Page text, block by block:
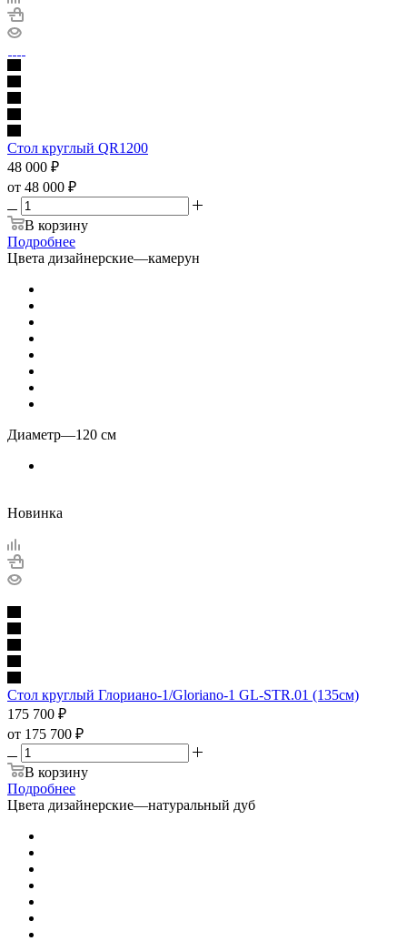
Стол круглый QR1200
48 000 ₽
от 48 000 ₽
В корзину
Подробнее
Цвета дизайнерские—камерун
Диаметр—120 см
Новинка
Стол круглый Глориано-1/Gloriano-1 GL-STR.01 (135см)
175 700 ₽
от 175 700 ₽
В корзину
Подробнее
Цвета дизайнерские—натуральный дуб